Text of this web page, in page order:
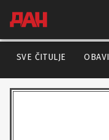
SVE ČITULJE